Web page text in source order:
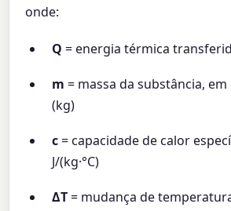
onde:
Q = energia térmica
m = massa da substância,
(kg)
c= capacidade de calor
J/(kg·°C)
ΔT= mudança de